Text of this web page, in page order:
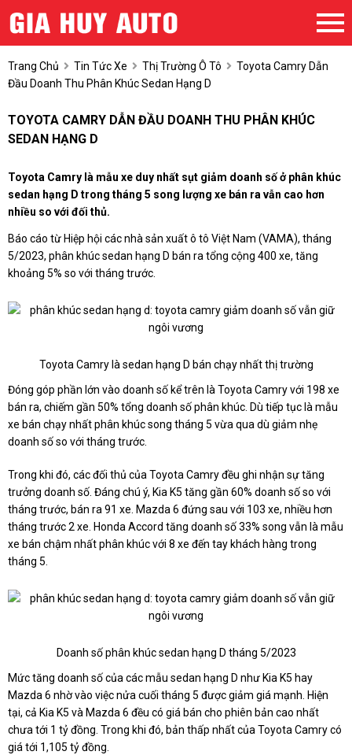
Trang Chủ Tin Tức Xe Thị Trường Ô Tô
Toyota Camry Dẫn
Đầu Doanh Thu Phân Khúc Sedan Hạng D
TOYOTA CAMRY DẪN ĐẦU DOANH THU PHÂN KHÚC
SEDAN HẠNG D
Toyota Camry là mẫu xe duy nhất sụt giảm doanh số ở phân khúc
sedan hạng D trong tháng 5 song lượng xe bán ra vẫn cao hơn
nhiều so với đối thủ.
Báo cáo từ Hiệp hội các nhà sản xuất ô tô Việt Nam (VAMA), tháng
5/2023, phân khúc sedan hạng D bán ra tổng cộng 400 xe, tăng
khoảng 5% so với tháng trước.
Toyota Camry là sedan hạng D bán chạy nhất thị trường
Đóng góp phần lớn vào doanh số kể trên là Toyota Camry với 198 xe
bán ra, chiếm gần 50% tổng doanh số phân khúc. Dù tiếp tục là mẫu
xe bán chạy nhất phân khúc song tháng 5 vừa qua dù giảm nhẹ
doanh số so với tháng trước.
Trong khi đó, các đối thủ của Toyota Camry đều ghi nhận sự tăng
trưởng doanh số. Đáng chú ý, Kia K5 tăng gần 60% doanh số so với
tháng trước, bán ra 91 xe. Mazda 6 đứng sau với 103 xe, nhiều hơn
tháng trước 2 xe. Honda Accord tăng doanh số 33% song vẫn là mẫu
xe bán chậm nhất phân khúc với 8 xe đến tay khách hàng trong
tháng 5.
Doanh số phân khúc sedan hạng D tháng 5/2023
Mức tăng doanh số của các mẫu sedan hạng D như Kia K5 hay
Mazda 6 nhờ vào việc nửa cuối tháng 5 được giảm giá mạnh. Hiện
tại, cả Kia K5 và Mazda 6 đều có giá bán cho phiên bản cao nhất
chưa tới 1 tỷ đồng. Trong khi đó, bản thấp nhất của Toyota Camry có
giá tới 1,105 tỷ đồng.